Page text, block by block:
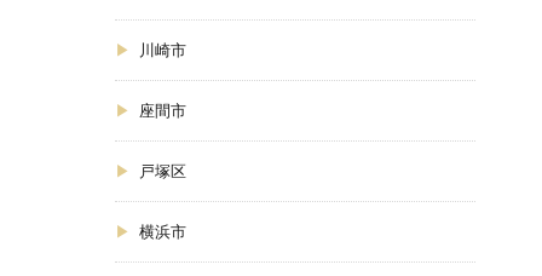
川崎市
座間市
戸塚区
横浜市